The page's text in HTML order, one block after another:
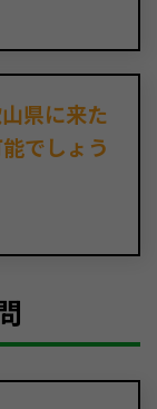
県に来た
でしょう